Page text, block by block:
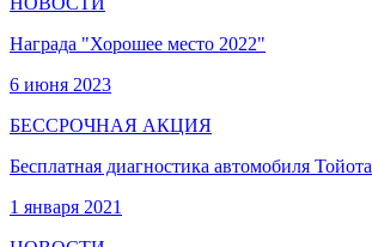
Награда "Хорошее место 2022"
6 июня 2023
БЕССРОЧНАЯ АКЦИЯ
Бесплатная диагностика автомобиля Тойота
1 января 2021